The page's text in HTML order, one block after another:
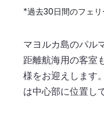
*過去30日間のフェ
マヨルカ島のパル
距離航海用の客室
様をお迎えします
は中心部に位置し